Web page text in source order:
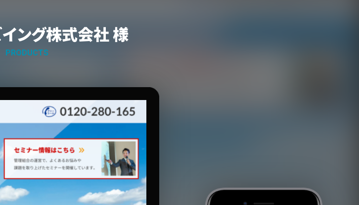
ング株式会社 様
PRODUCTS